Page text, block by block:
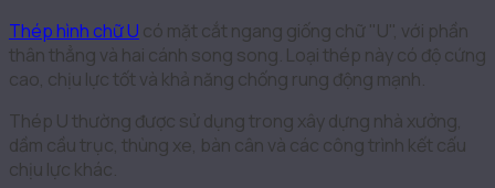
Thép hình chữ U có mặt cắt ngang giống chữ "U", với phần
thân thẳng và hai cánh song song. Loại thép này có độ cứng
cao, chịu lực tốt và khả năng chống rung động mạnh.
Thép U thường được sử dụng trong xây dựng nhà xưởng,
dầm cầu trục, thùng xe, bàn cân và các công trình kết cấu
chịu lực khác.